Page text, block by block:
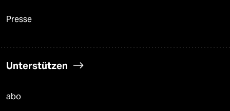
Presse
Unterstützen
abo